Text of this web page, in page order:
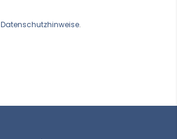
Datenschutzhinweise.